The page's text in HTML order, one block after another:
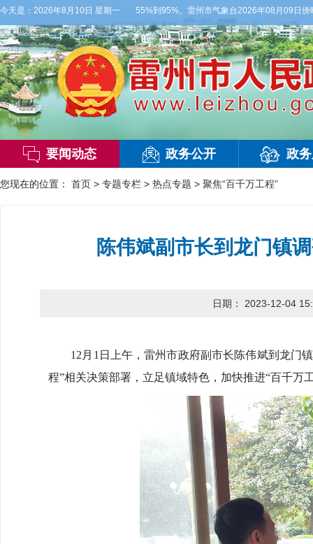
今天是： 2026年8月10日 星期一
3级，气温27到36度，相对湿度55%到95%。雷州市气象台2026年08月09日傍晚
要闻动态 政务公开 政
您现在的位置： 首页 > 专题专栏 > 热点专题 > 聚焦“百千万工程”
陈伟斌副市长到龙门镇
日期： 2023-12-04
12月1日上午，雷州市政府副市长陈伟斌到龙门镇
程”相关决策部署，立足镇域特色，加快推进“百千万